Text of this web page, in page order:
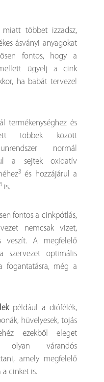
többet izzadsz,
ásványi anyagokat
fontos, hogy a
ügyelj a cink
ha babát tervezel
termékenységhez és
többek között
normál
a sejtek oxidatív
3és hozzájárul a
is.
fontos a cinkpótlás,
nemcsak vizet,
veszít. A megfelelő
szervezet optimális
fogantatásra, még a
például a diófélék,
hüvelyesek, tojás
ezekből eleget
olyan várandós
amely megfelelő
a cinket is.